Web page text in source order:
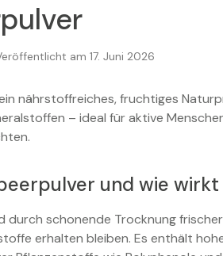
am 17. Juni 2026
nährstoffreiches, fruchtiges
– ideal für aktive
und wie wirkt
durch schonende Trocknung
erhalten bleiben. Es enthält